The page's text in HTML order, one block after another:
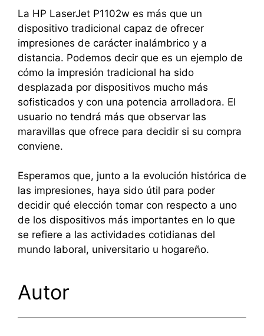
La HP LaserJet P1102w es más que un
dispositivo tradicional capaz de ofrecer
impresiones de carácter inalámbrico y a
distancia. Podemos decir que es un ejemplo de
cómo la impresión tradicional ha sido
desplazada por dispositivos mucho más
sofisticados y con una potencia arrolladora. El
usuario no tendrá más que observar las
maravillas que ofrece para decidir si su compra
conviene.
Esperamos que, junto a la evolución histórica de
las impresiones, haya sido útil para poder
decidir qué elección tomar con respecto a uno
de los dispositivos más importantes en lo que
se refiere a las actividades cotidianas del
mundo laboral, universitario u hogareño.
Autor